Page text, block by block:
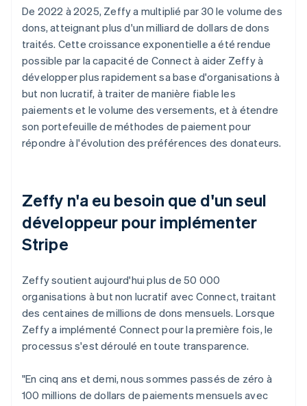
De 2022 à 2025, Zeffy a multiplié par 30 le volume des
dons, atteignant plus d'un milliard de dollars de dons
traités. Cette croissance exponentielle a été rendue
possible par la capacité de Connect à aider Zeffy à
développer plus rapidement sa base d'organisations à
but non lucratif, à traiter de manière fiable les
paiements et le volume des versements, et à étendre
son portefeuille de méthodes de paiement pour
répondre à l'évolution des préférences des donateurs.
Zeffy n'a eu besoin que d'un seul
développeur pour implémenter
Stripe
Zeffy soutient aujourd'hui plus de 50 000
organisations à but non lucratif avec Connect, traitant
des centaines de millions de dons mensuels. Lorsque
Zeffy a implémenté Connect pour la première fois, le
processus s'est déroulé en toute transparence.
"En cinq ans et demi, nous sommes passés de zéro à
100 millions de dollars de paiements mensuels avec